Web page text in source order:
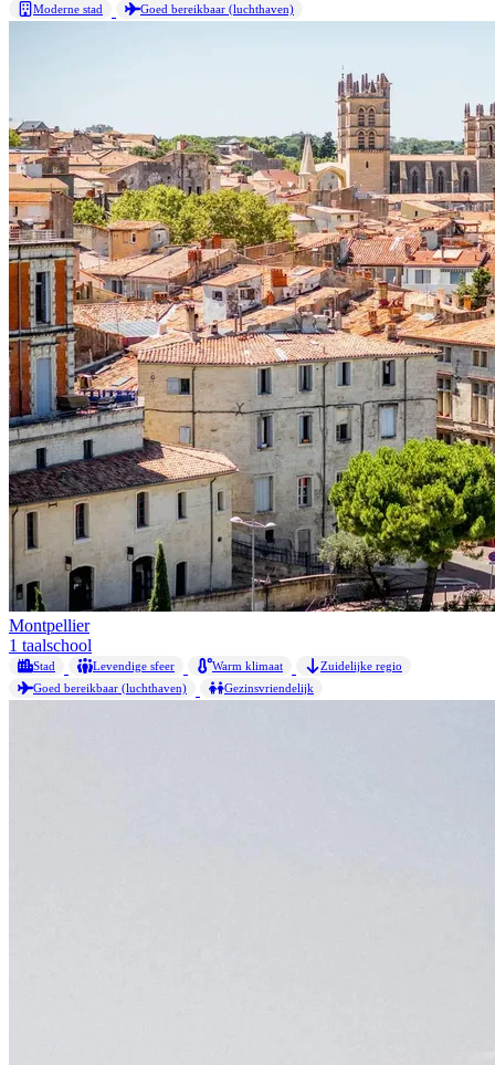
Moderne stad
Goed bereikbaar (luchthaven)
Montpellier
1 taalschool
Stad Levendige sfeer Warm klimaat
Zuidelijke regio
Goed bereikbaar (luchthaven)
Gezinsvriendelijk